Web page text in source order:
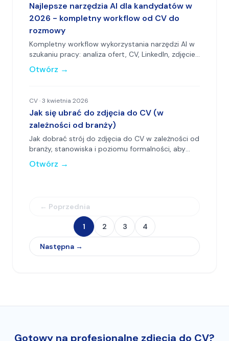
Najlepsze narzędzia AI dla kandydatów w
2026 - kompletny workflow od CV do
rozmowy
Kompletny workflow wykorzystania narzędzi AI w
szukaniu pracy: analiza ofert, CV, LinkedIn, zdjęcie
profilowe i przygotowanie do rozmowy.
Otwórz →
CV·3 kwietnia 2026
Jak się ubrać do zdjęcia do CV (w
zależności od branży)
Jak dobrać strój do zdjęcia do CV w zależności od
branży, stanowiska i poziomu formalności, aby
wzmocnić profesjonalny wizerunek.
Otwórz →
← Poprzednia
1 2 3 4
Następna →
Gotowy na profesjonalne zdjęcia do CV?